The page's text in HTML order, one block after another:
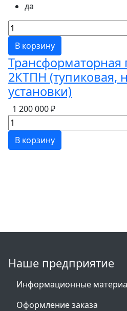
да
В корзину
Трансформаторная
2КТПН (тупиковая,
установки)
1 200 000 ₽
В корзину
Наше предприятие
Информационные
Оформление заказа